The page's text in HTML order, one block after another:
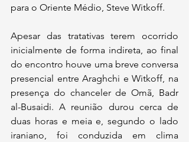
para o Oriente Médio, Steve Witkoff.
Apesar das tratativas terem ocorrido
inicialmente de forma indireta, ao final
do encontro houve uma breve conversa
presencial entre Araghchi e Witkoff, na
presença do chanceler de Omã, Badr
al-Busaidi. A reunião durou cerca de
duas horas e meia e, segundo o lado
iraniano, foi conduzida em clima